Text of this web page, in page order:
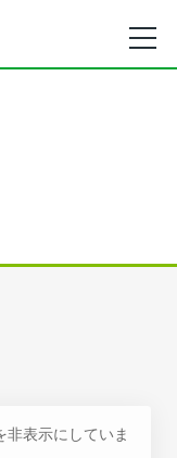
表示にしていま